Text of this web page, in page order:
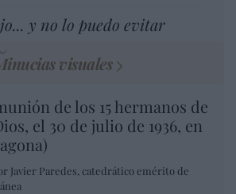
y no lo puedo evitar
visuales
de los 15 hermanos de
el 30 de julio de 1936, en
Javier Paredes, catedrático emérito de